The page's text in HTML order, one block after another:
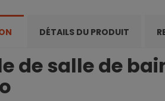
DÉTAILS DU PRODUIT
de salle de